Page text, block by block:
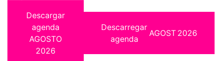
Descargar
agenda
AGOSTO
2026
Descarregar
agenda
AGOST 2026